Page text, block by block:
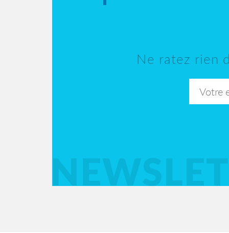
Ne ratez rien